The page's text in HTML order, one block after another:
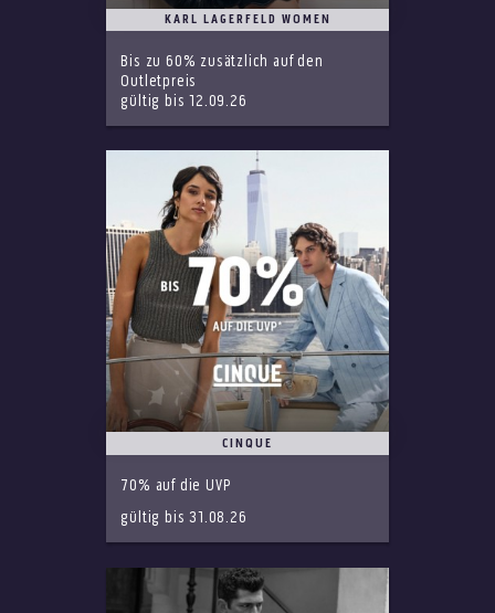
KARL LAGERFELD WOMEN
Bis zu 60% zusätzlich auf den
Outletpreis
gültig bis 12.09.26
CINQUE
70% auf die UVP
gültig bis 31.08.26